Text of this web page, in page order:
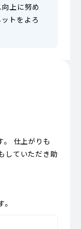
上に努め
トをよろ
。 仕上がりも
していただき助